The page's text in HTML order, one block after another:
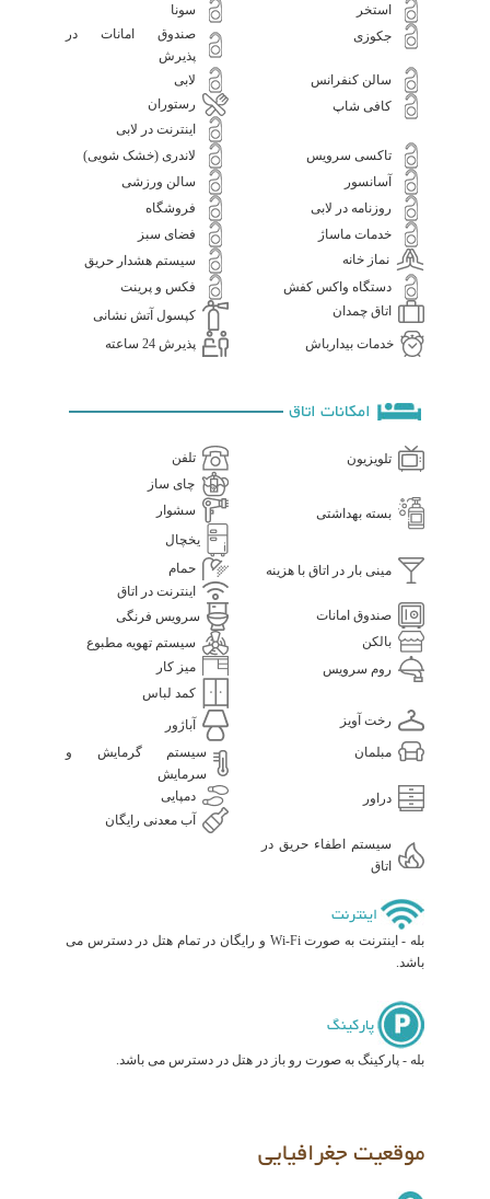
استخر
سونا
جکوزی
صندوق امانات در
پذیرش
سالن کنفرانس
لابی
کافی شاپ
رستوران
اینترنت در لابی
تاکسی سرویس
لاندری (خشک شویی)
آسانسور
سالن ورزشی
روزنامه در لابی
فروشگاه
خدمات ماساژ
فضای سبز
نماز خانه
سیستم هشدار حریق
دستگاه واکس کفش
فکس و پرینت
اتاق چمدان
کپسول آتش نشانی
خدمات بیدارباش
پذیرش 24 ساعته
امکانات اتاق
تلویزیون
تلفن
چای ساز
بسته بهداشتی
سشوار
یخچال
مینی بار در اتاق با هزینه
حمام
اینترنت در اتاق
صندوق امانات
سرویس فرنگی
بالکن
سیستم تهویه مطبوع
روم سرویس
میز کار
کمد لباس
رخت آویز
آباژور
مبلمان
سیستم گرمایش و
سرمایش
دراور
دمپایی
آب معدنی رایگان
سیستم اطفاء حریق در
اتاق
اینترنت
بله - اینترنت به صورت Wi-Fi و رایگان در تمام هتل در دسترس می
باشد.
پارکینگ
بله - پارکینگ به صورت رو باز در هتل در دسترس می باشد.
موقعیت جغرافیایی